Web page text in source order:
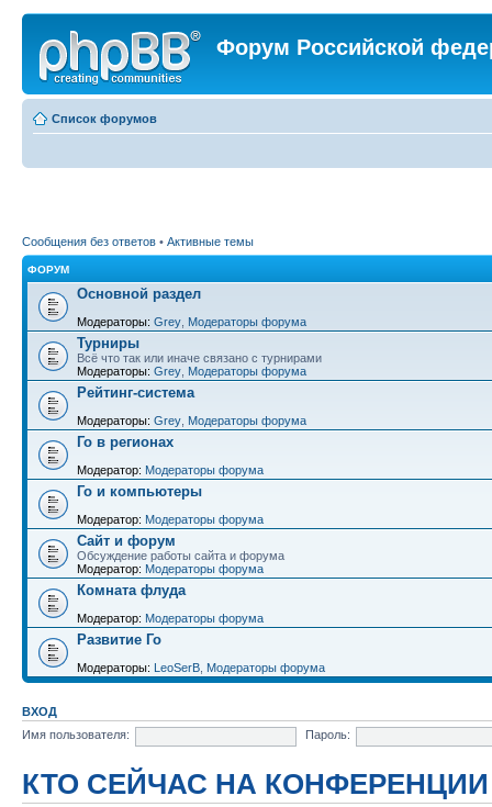
Форум Российской
Список форумов
Сообщения без ответов • Активные темы
ФОРУМ
Основной раздел
Модераторы: Grey Модераторы форума
Турниры
Всё что так или иначе связано с турнирами
Модераторы: Grey Модераторы форума
Рейтинг-система
Модераторы: Grey Модераторы форума
Го в регионах
Модератор: Модераторы форума
Го и компьютеры
Модератор: Модераторы форума
Сайт и форум
Обсуждение работы сайта и форума
Модератор: Модераторы форума
Комната флуда
Модератор: Модераторы форума
Развитие Го
Модераторы: LeoSerB Модераторы форума
ВХОД
Имя пользователя:
Пароль:
КТО СЕЙЧАС НА КОНФЕРЕНЦИИ